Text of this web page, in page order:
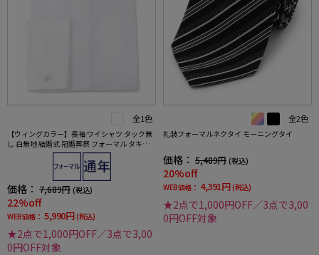
全1色
【ウィングカラー】長袖 ワイシャツ タック無
し 白無地 結婚式 冠婚葬祭 フォーマル タキシ
ード モーニング 正礼装 蝶ネクタイ向け
価格： 7,689円 (税込)
22%off
WEB価格： 5,990円 (税込)
★2点で1,000円OFF／3点で3,00
0円OFF対象
全2色
礼装フォーマルネクタイ モーニングタイ
価格： 5,489円 (税込)
20%off
WEB価格： 4,391円 (税込)
★2点で1,000円OFF／3点で3,00
0円OFF対象